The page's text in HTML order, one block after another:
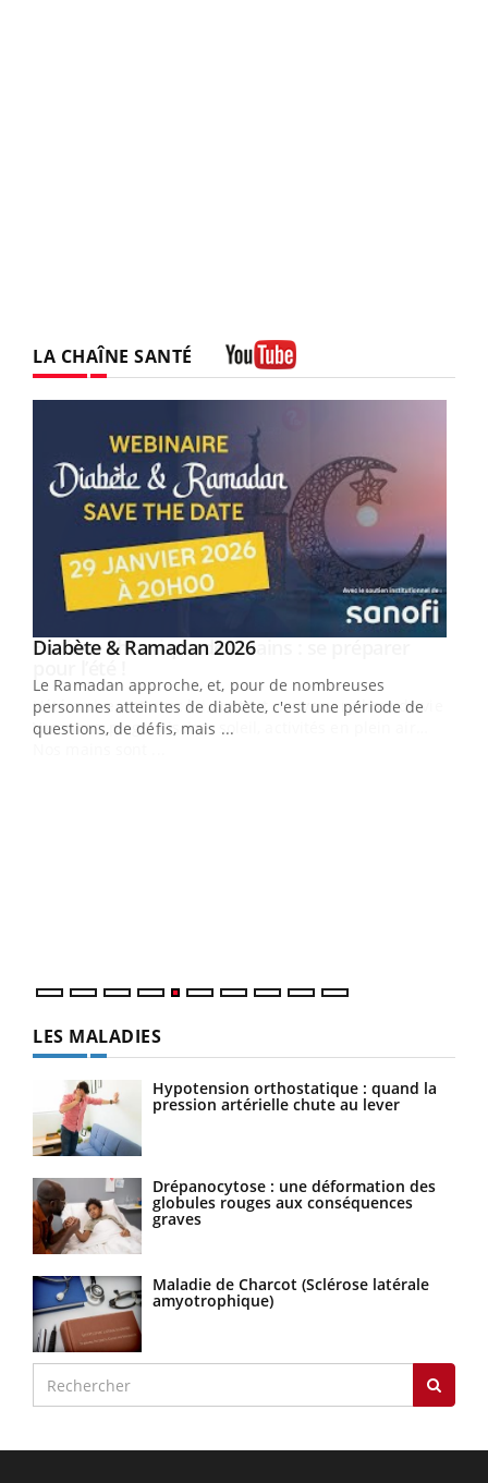
LA CHAÎNE SANTÉ
Youtube
Diabète & Ramadan 2026Youtube
Le Ramadan approche, et, pour de nombreuses
personnes atteintes de diabète, c'est une période de
questions, de défis, mais ...
LES MALADIES
Hypotension orthostatique : quand la
pression artérielle chute au lever
Drépanocytose : une déformation des
globules rouges aux conséquences
graves
Maladie de Charcot (Sclérose latérale
amyotrophique)